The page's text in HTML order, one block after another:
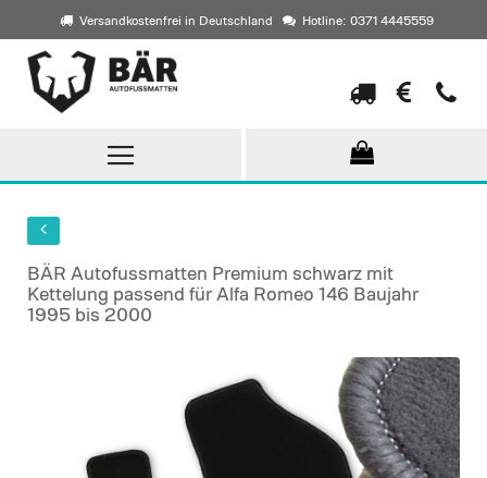
Versandkostenfrei in Deutschland Hotline: 0371 4445559
Direkt
zum
Inhalt
BÄR Autofussmatten Premium schwarz mit
Kettelung passend für Alfa Romeo 146 Baujahr
1995 bis 2000